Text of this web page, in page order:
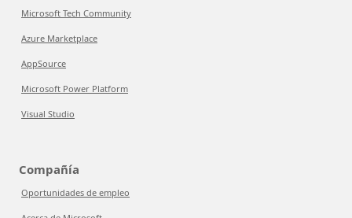
Microsoft Tech Community
Azure Marketplace
AppSource
Microsoft Power Platform
Visual Studio
Compañía
Oportunidades de empleo